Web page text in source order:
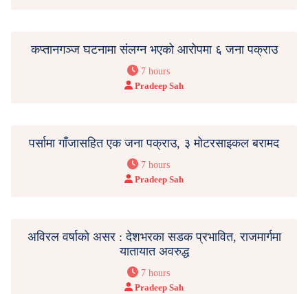
कप्तानगञ्ज घटनामा संलग्न भएको आरोपमा ६ जना पक्राउ
7 hours
Pradeep Sah
पर्सामा गाँजासहित एक जना पक्राउ, ३ मोटरसाइकल बरामद
7 hours
Pradeep Sah
अविरल वर्षाको असर : देशभरका सडक प्रभावित, राजमार्गमा
यातायात अवरुद्ध
7 hours
Pradeep Sah